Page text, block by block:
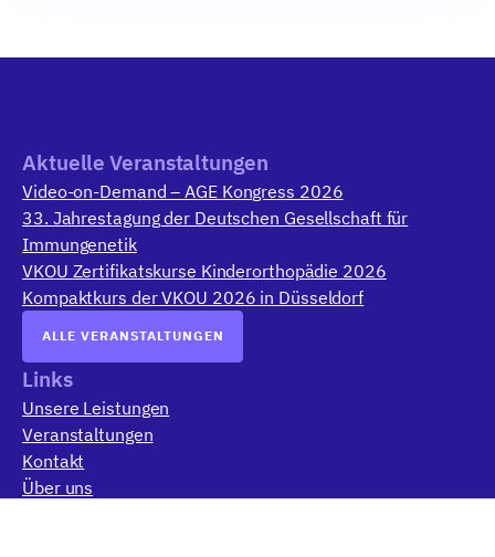
Aktuelle Veranstaltungen
Video-on-Demand – AGE Kongress 2026
33. Jahrestagung der Deutschen Gesellschaft für
Immungenetik
VKOU Zertifikatskurse Kinderorthopädie 2026
Kompaktkurs der VKOU 2026 in Düsseldorf
ALLE VERANSTALTUNGEN
Links
Unsere Leistungen
Veranstaltungen
Kontakt
Über uns